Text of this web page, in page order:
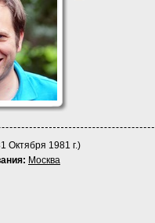
Октября 1981 г.)
Москва